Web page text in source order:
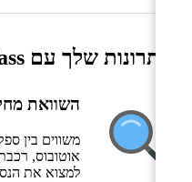
היתרונות שלך עם TravelPass
השוואת
משווים בין
אוטובוס,
למצוא את